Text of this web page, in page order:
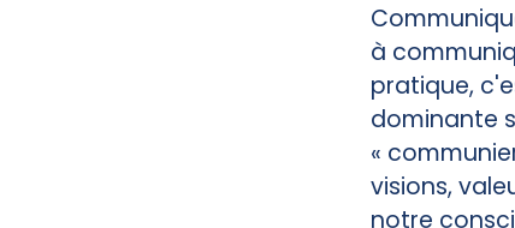
à
pratique,
dominante
«
visions,
notre